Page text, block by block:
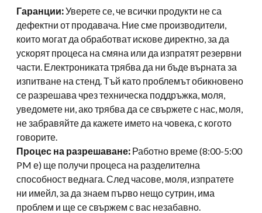
Гаранции:Уверете се, че всички продукти не са
дефектни от продавача. Ние сме производители,
които могат да обработват искове директно, за да
ускорят процеса на смяна или да изпратят резервни
части. Електрониката трябва да ни бъде върната за
изпитване на стенд. Тъй като проблемът обикновено
се разрешава чрез техническа поддръжка, моля,
уведомете ни, ако трябва да се свържете с нас, моля,
не забравяйте да кажете името на човека, с когото
говорите.
Процес на разрешаване: Работно време (8:00-5:00
PM е) ще получи процеса на разделителна
способност веднага. След часове, моля, изпратете
ни имейл, за да знаем първо нещо сутрин, има
проблем и ще се свържем с вас незабавно.